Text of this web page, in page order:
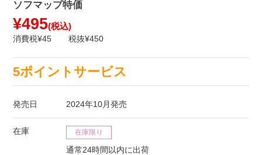
ソフマップ特価
¥495(税込)
消費税¥45 税抜¥450
5ポイントサービス
発売日 2024年10月発売
在庫 在庫限り
通常24時間以内に出荷